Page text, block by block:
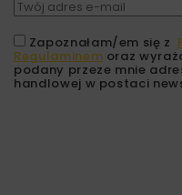
Zapoznałam/em się z
Regulaminem oraz
podany przeze mnie
handlowej w postaci